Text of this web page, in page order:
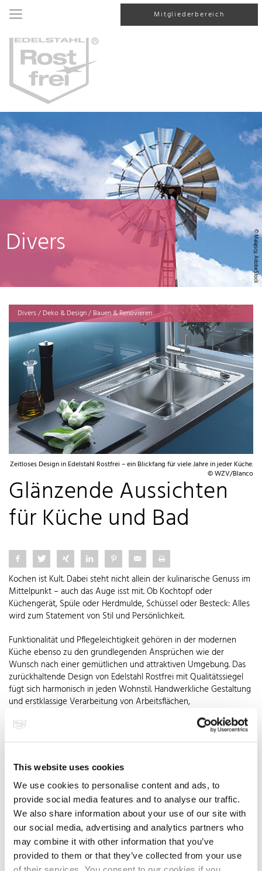
This website uses cookies
We use cookies to personalise content and ads, to
provide social media features and to analyse our traffic.
We also share information about your use of our site with
our social media, advertising and analytics partners who
may combine it with other information that you’ve
provided to them or that they’ve collected from your use
Mitgliederbereich
© Malajscy, AdobeStock
Divers
Divers / Deko & Design / Bauen & Renovieren
Zeitloses Design in Edelstahl Rostfrei – ein Blickfang für viele Jahre in jeder Küche.
© WZV/Blanco
Glänzende Aussichten
für Küche und Bad
Kochen ist Kult. Dabei steht nicht allein der kulinarische Genuss im
Mittelpunkt – auch das Auge isst mit. Ob Kochtopf oder
Küchengerät, Spüle oder Herdmulde, Schüssel oder Besteck: Alles
wird zum Statement von Stil und Persönlichkeit.
Funktionalität und Pflegeleichtigkeit gehören in der modernen
Küche ebenso zu den grundlegenden Ansprüchen wie der
Wunsch nach einer gemütlichen und attraktiven Umgebung. Das
zurückhaltende Design von Edelstahl Rostfrei mit Qualitätssiegel
fügt sich harmonisch in jeden Wohnstil. Handwerkliche Gestaltung
und erstklassige Verarbeitung von Arbeitsflächen,
Dunstabzugshauben oder Küchenutensilien übersetzen
traditionelle Ideen in zeitgemäßes Lebensgefühl. Doch rostfreier
Geruchsneutral und unempfindlich macht er Lust auf kulinarische
Oberflächen Bakterien keinen Nährboden.
Belastbarkeit, Hygiene und Korrosionssicherheit bewähren sich
überdies im Verborgenen: Trinkwasserrohre aus Edelstahl Rostfrei
mit Qualitätssiegel garantieren durch ihre robuste Beständigkeit
gegen Keime und Korrosion dauerhafte Sicherheit. Insbesondere
Allergiker wissen dies zu schätzen. Die etwas höheren